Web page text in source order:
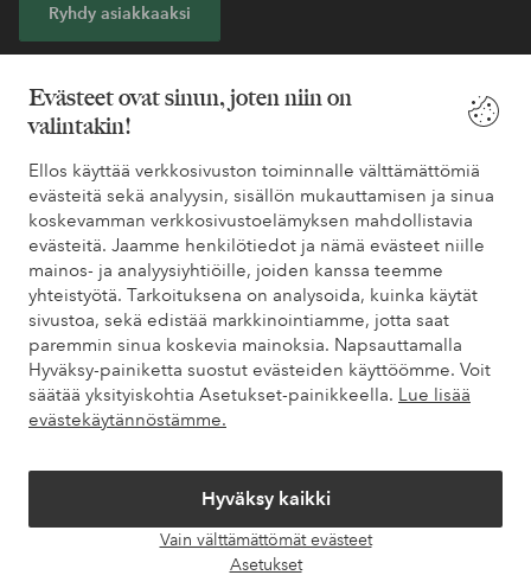
Evästeet ovat sinun, joten niin on
valintakin!
Ellos käyttää verkkosivuston toiminnalle välttämättömiä
evästeitä sekä analyysin, sisällön mukauttamisen ja sinua
koskevamman verkkosivustoelämyksen mahdollistavia
evästeitä. Jaamme henkilötiedot ja nämä evästeet niille
mainos- ja analyysiyhtiöille, joiden kanssa teemme
yhteistyötä. Tarkoituksena on analysoida, kuinka käytät
sivustoa, sekä edistää markkinointiamme, jotta saat
paremmin sinua koskevia mainoksia. Napsauttamalla
Hyväksy-painiketta suostut evästeiden käyttöömme. Voit
säätää yksityiskohtia Asetukset-painikkeella. Lue lisää
evästekäytännöstämme.
Hyväksy kaikki
Vain välttämättömät evästeet
Asetukset
Ryhdy asiakkaaksi
Löydät vastaukset useimmin kysyttyihin kysymyksiin usein
kysytyistä kysymyksistä. Löydät myös tietoa siitä, miten voit ottaa
meihin yhteyttä.
Asiakaspalvelu Tilaukset Maksutavat
Omat sivut
Tietoa Elloksesta